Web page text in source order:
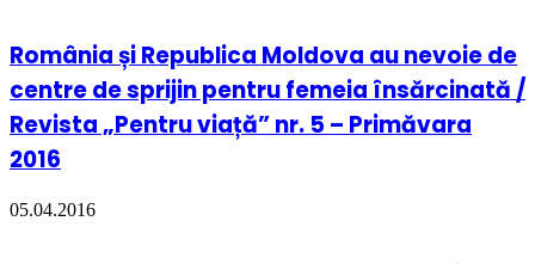
România și Republica Moldova au nevoie de
centre de sprijin pentru femeia însărcinată /
Revista „Pentru viață” nr. 5 – Primăvara
2016
05.04.2016